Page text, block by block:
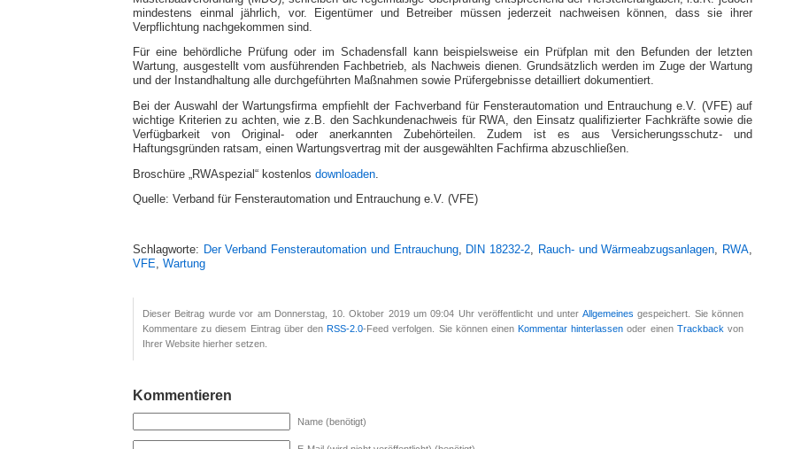
mindestens einmal jährlich, vor. Eigentümer und Betreiber müssen jederzeit nachweisen können, dass sie ihrer
Verpflichtung nachgekommen sind.
Für eine behördliche Prüfung oder im Schadensfall kann beispielsweise ein Prüfplan mit den Befunden der letzten
Wartung, ausgestellt vom ausführenden Fachbetrieb, als Nachweis dienen. Grundsätzlich werden im Zuge der Wartung
und der Instandhaltung alle durchgeführten Maßnahmen sowie Prüfergebnisse detailliert dokumentiert.
Bei der Auswahl der Wartungsfirma empfiehlt der Fachverband für Fensterautomation und Entrauchung e.V. (VFE) auf
wichtige Kriterien zu achten, wie z.B. den Sachkundenachweis für RWA, den Einsatz qualifizierter Fachkräfte sowie die
Verfügbarkeit von Original- oder anerkannten Zubehörteilen. Zudem ist es aus Versicherungsschutz- und
Haftungsgründen ratsam, einen Wartungsvertrag mit der ausgewählten Fachfirma abzuschließen.
Broschüre „RWAspezial“ kostenlos downloaden
Quelle: Verband für Fensterautomation und Entrauchung e.V. (VFE)
Schlagworte: Der Verband Fensterautomation und Entrauchung, DIN 18232-2, Rauch- und Wärme­abzugs­anlagen, RWA,
VFE, Wartung
Dieser Beitrag wurde vor am Donnerstag, 10. Oktober 2019 um 09:04 Uhr veröffentlicht und unter Allgemeines gespeichert. Sie können
Kommentare zu diesem Eintrag über den RSS-2.0-Feed verfolgen. Sie können einen Kommentar hinterlassen oder einen Trackback von
Ihrer Website hierher setzen.
Kommentieren
Name (benötigt)